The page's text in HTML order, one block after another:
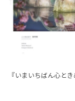
『いまいちばん心と